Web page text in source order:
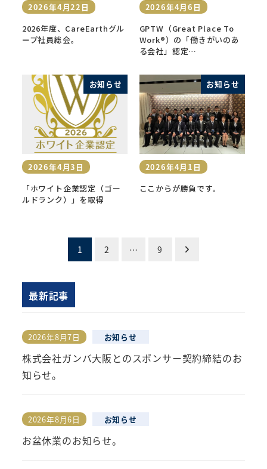
2026年度、CareEarthグル
ープ社員総会。
投稿日
2026年4月22日
GPTW（Great Place To
Work®）の「働きがいのあ
る会社」認定…
投稿日
2026年4月6日
お知らせ
「ホワイト企業認定（ゴー
ルドランク）」を取得
投稿日
2026年4月3日
お知らせ
ここからが勝負です。
投稿日
2026年4月1日
の
ー
ジ
り
1 2 … 9
最新記事
株式会社ガンバ大阪とのスポンサー契約締結のお
知らせ。
投稿日
2026年8月7日 お知らせ
お盆休業のお知らせ。
投稿日
2026年8月6日 お知らせ